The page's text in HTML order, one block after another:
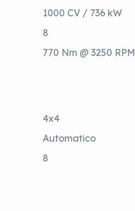
1000 CV / 736 kW
8
770 Nm @ 3250 RPM
4x4
Automatico
8